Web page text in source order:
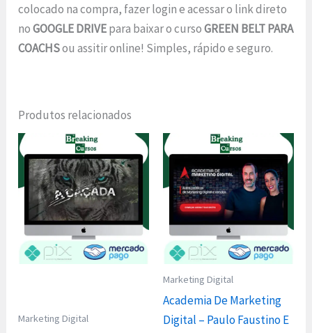
colocado na compra, fazer login e acessar o link direto
noGOOGLE DRIVEpara baixar o cursoGREEN BELT PARA
COACHSou assitir online! Simples, rápido e seguro.
Produtos relacionados
Marketing Digital
Marketing Digital
Academia De Marketing
Digital – Paulo Faustino E